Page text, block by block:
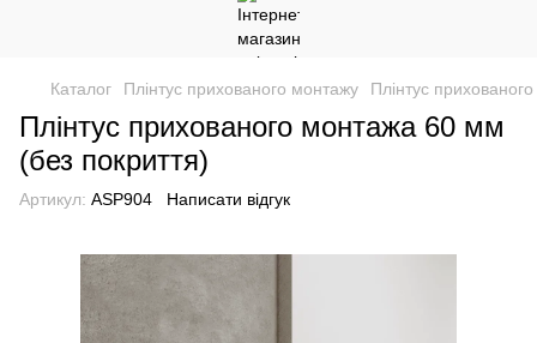
Каталог Плінтус прихованого монтажу Плінтус
Плінтус прихованого монтажа 60 мм
(без покриття)
Артикул: ASP904 Написати відгук